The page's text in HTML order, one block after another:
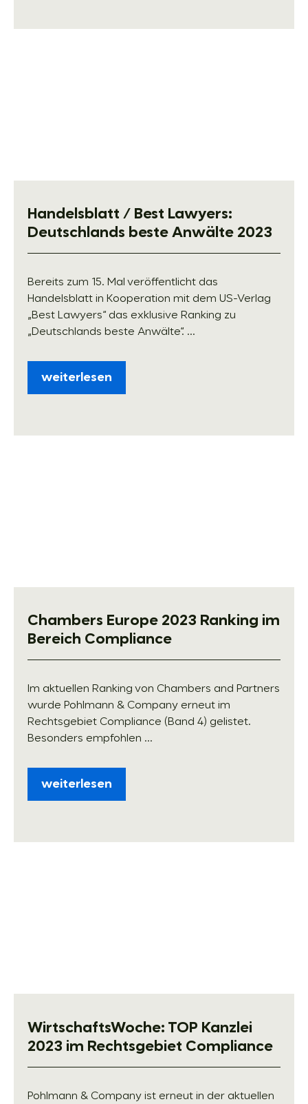
Handelsblatt / Best Lawyers:
Deutschlands beste Anwälte 2023
Bereits zum 15. Mal veröffentlicht das
Handelsblatt in Kooperation mit dem US-Verlag
„Best Lawyers“ das exklusive Ranking zu
„Deutschlands beste Anwälte“. ...
weiterlesen
Chambers Europe 2023 Ranking im
Bereich Compliance
Im aktuellen Ranking von Chambers and Partners
wurde Pohlmann & Company erneut im
Rechtsgebiet Compliance (Band 4) gelistet.
Besonders empfohlen ...
weiterlesen
WirtschaftsWoche: TOP Kanzlei
2023 im Rechtsgebiet Compliance
Pohlmann & Company ist erneut in der aktuellen